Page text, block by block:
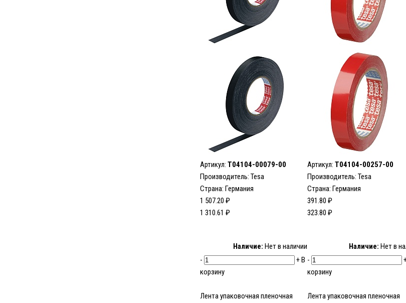
Артикул: T04104-00079-00
Производитель: Tesa
Страна: Германия
1 507.20 ₽
1 310.61 ₽
Наличие: Нет в наличии
-
+В
корзину
Артикул: T04104-00257-00
Производитель: Tesa
Страна: Германия
391.80 ₽
323.80 ₽
Наличие: Нет в
-
корзину
Лента упаковочная пленочная
Лента упаковочная пленочная